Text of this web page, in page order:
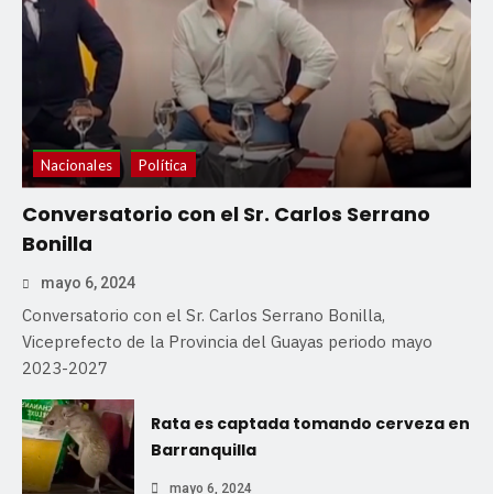
Nacionales Política
Conversatorio con el Sr. Carlos Serrano
Bonilla
mayo 6, 2024
Conversatorio con el Sr. Carlos Serrano Bonilla,
Viceprefecto de la Provincia del Guayas periodo mayo
2023-2027
Rata es captada tomando cerveza en
Barranquilla
mayo 6, 2024